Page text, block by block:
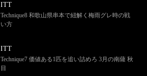
ITT
Technique8 和歌山県串本で紐解く梅雨グレ時の戦
い方
ITT
Technique7 価値ある1匹を追い詰めろ 3月の南薩 秋
目